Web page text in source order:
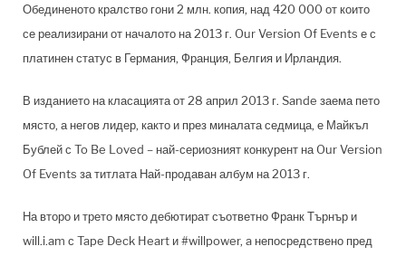
Обединеното кралство гони 2 млн. копия, над 420 000 от които
се реализирани от началото на 2013 г. Our Version Of Events е с
платинен статус в Германия, Франция, Белгия и Ирландия.
В изданието на класацията от 28 април 2013 г. Sande заема пето
място, а негов лидер, както и през миналата седмица, е Майкъл
Бублей с To Be Loved – най-сериозният конкурент на Our Version
Of Events за титлата Най-продаван албум на 2013 г.
На второ и трето място дебютират съответно Франк Търнър и
will.i.am с Tape Deck Heart и #willpower, a непосредствено пред